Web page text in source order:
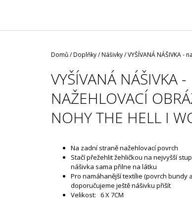
Domů/Doplňky/Nášivky/VYŠÍVANÁ NÁŠIVKA -
VYŠÍVANÁ NÁŠIVKA -
NAŽEHLOVACÍ
NOHY THE HELL I
Na zadní straně nažehlovací povrch
Stačí přežehlit žehličkou na nejvyšší
nášivka sama přilne na látku
Pro namáhanější textílie (povrch bundy
doporučujeme ještě nášivku přišít
Velikost: 6 X 7CM